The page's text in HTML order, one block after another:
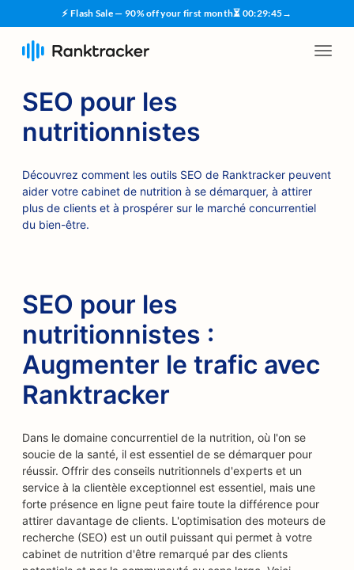
⚡ Flash Sale — 90% off your first month⏳ 00:29:45→
SEO pour les
nutritionnistes
Découvrez comment les outils SEO de Ranktracker peuvent
aider votre cabinet de nutrition à se démarquer, à attirer
plus de clients et à prospérer sur le marché concurrentiel
du bien-être.
SEO pour les
nutritionnistes :
Augmenter le trafic avec
Ranktracker
Dans le domaine concurrentiel de la nutrition, où l'on se
soucie de la santé, il est essentiel de se démarquer pour
réussir. Offrir des conseils nutritionnels d'experts et un
service à la clientèle exceptionnel est essentiel, mais une
forte présence en ligne peut faire toute la différence pour
attirer davantage de clients. L'optimisation des moteurs de
recherche (SEO) est un outil puissant qui permet à votre
cabinet de nutrition d'être remarqué par des clients